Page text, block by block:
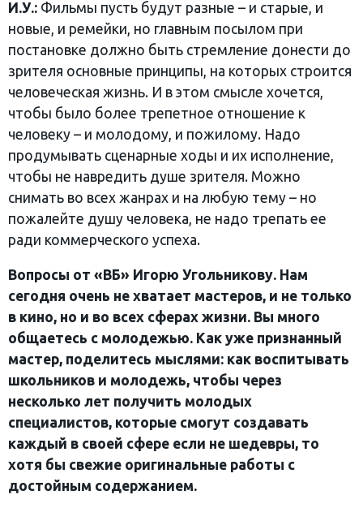
И.У.: Фильмы пусть будут разные – и старые, и
новые, и ремейки, но главным посылом при
постановке должно быть стремление донести до
зрителя основные принципы, на которых строится
человеческая жизнь. И в этом смысле хочется,
чтобы было более трепетное отношение к
человеку – и молодому, и пожилому. Надо
продумывать сценарные ходы и их исполнение,
чтобы не навредить душе зрителя. Можно
снимать во всех жанрах и на любую тему – но
пожалейте душу человека, не надо трепать ее
ради коммерческого успеха.
Вопросы от «ВБ» Игорю Угольникову. Нам
сегодня очень не хватает мастеров, и не только
в кино, но и во всех сферах жизни. Вы много
общаетесь с молодежью. Как уже признанный
мастер, поделитесь мыслями: как воспитывать
школьников и молодежь, чтобы через
несколько лет получить молодых
специалистов, которые смогут создавать
каждый в своей сфере если не шедевры, то
хотя бы свежие оригинальные работы с
достойным содержанием.